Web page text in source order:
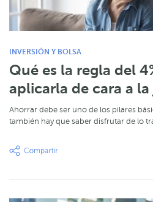
INVERSIÓN Y BOLSA
Qué es la regla del
aplicarla de cara a
Ahorrar debe ser uno de los pilares
también hay que saber disfrutar de lo